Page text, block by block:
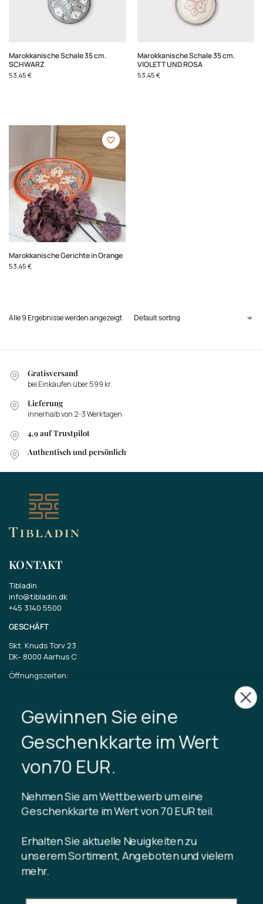
Marokkanische Schale 35 cm.
SCHWARZ
53,45 €
Marokkanische Schale 35 cm.
VIOLETT UND ROSA
53,45 €
Marokkanische Gerichte in Orange
53,45 €
Alle 9 Ergebnisse werden angezeigt
Gratisversand
bei Einkäufen über 599 kr.
Lieferung
innerhalb von 2-3 Werktagen
4,9 auf Trustpilot
Authentisch und persönlich
KONTAKT
Tibladin
info@tibladin.dk
+45 3140 5500
GESCHÄFT
Skt. Knuds Torv 23
DK- 8000 Aarhus C
Öffnungszeiten:
CVR: 40875743
TIBLADIN
Über Tibladin
Nachhaltige Produktion
Kundenclub registrieren
Kontaktiere uns
INFORMATION
Handelsbedingungen
Gewinnen Sie eine
Geschenkkarte im Wert
von70 EUR.
Nehmen Sie am Wettbewerb um eine
Geschenkkarte im Wert von 70 EUR teil.
Erhalten Sie aktuelle Neuigkeiten zu
unserem Sortiment, Angeboten und vielem
mehr.